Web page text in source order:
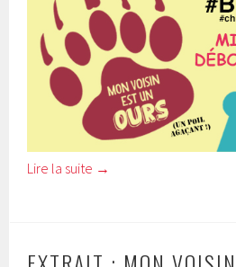
Lire la suite →